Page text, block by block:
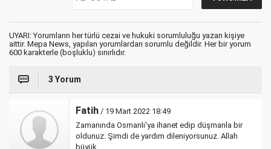
UYARI: Yorumların her türlü cezai ve hukuki sorumluluğu yazan kişiye
aittir. Mepa News, yapılan yorumlardan sorumlu değildir. Her bir yorum
600 karakterle (boşluklu) sınırlıdır.
3 Yorum
Fatih / 19 Mart 2022 18:49
Zamanında Osmanlı'ya ihanet edip düşmanla bir
oldunuz. Şimdi de yardım dileniyorsunuz. Allah
büyük